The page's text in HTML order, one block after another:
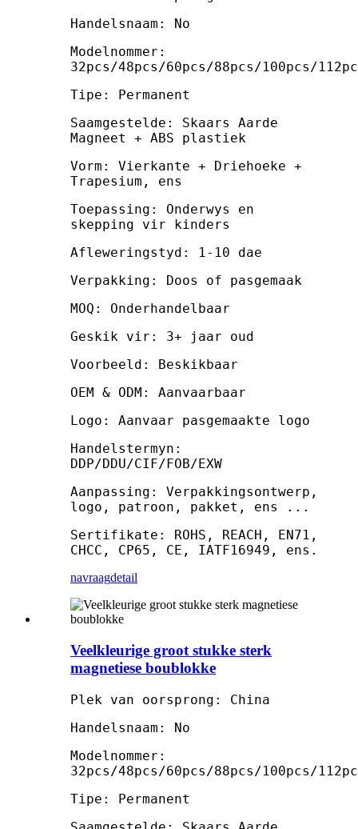
Handelsnaam: No
Modelnommer:
32pcs/48pcs/60pcs/88pcs/100pcs/
Tipe: Permanent
Saamgestelde: Skaars Aarde
Magneet + ABS plastiek
Vorm: Vierkante + Driehoeke +
Trapesium, ens
Toepassing: Onderwys en
skepping vir kinders
Afleweringstyd: 1-10 dae
Verpakking: Doos of pasgemaak
MOQ: Onderhandelbaar
Geskik vir: 3+ jaar oud
Voorbeeld: Beskikbaar
OEM & ODM: Aanvaarbaar
Logo: Aanvaar pasgemaakte logo
Handelstermyn:
DDP/DDU/CIF/FOB/EXW
Aanpassing: Verpakkingsontwerp,
logo, patroon, pakket, ens ...
Sertifikate: ROHS, REACH, EN71,
CHCC, CP65, CE, IATF16949, ens.
navraagdetail
Veelkleurige groot stukke sterk
magnetiese boublokke
Plek van oorsprong: China
Handelsnaam: No
Modelnommer:
32pcs/48pcs/60pcs/88pcs/100pcs/
Tipe: Permanent